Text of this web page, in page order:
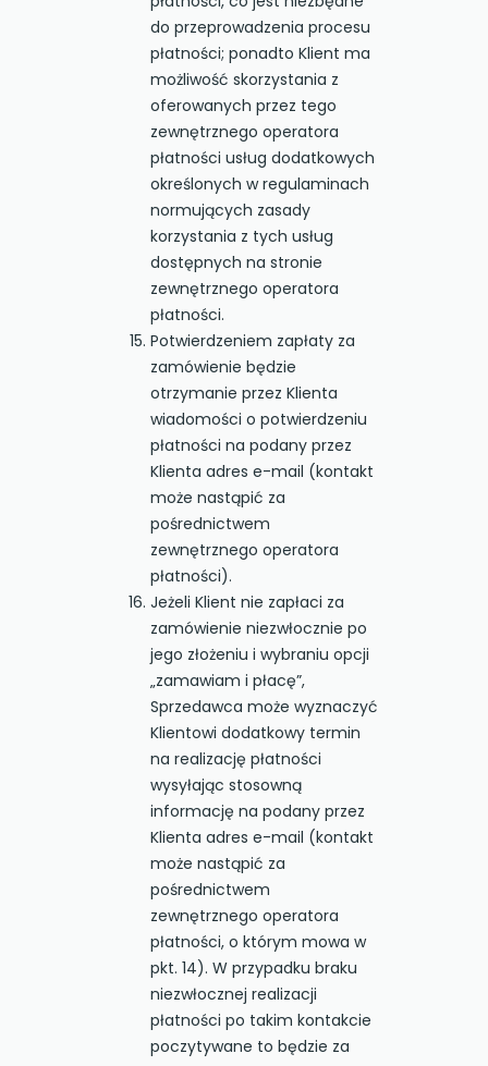
do przeprowadzenia procesu
płatności; ponadto Klient ma
możliwość skorzystania z
oferowanych przez tego
zewnętrznego operatora
płatności usług dodatkowych
określonych w regulaminach
normujących zasady
korzystania z tych usług
dostępnych na stronie
zewnętrznego operatora
płatności.
Potwierdzeniem zapłaty za
zamówienie będzie
otrzymanie przez Klienta
wiadomości o potwierdzeniu
płatności na podany przez
Klienta adres e-mail (kontakt
może nastąpić za
pośrednictwem
zewnętrznego operatora
płatności).
Jeżeli Klient nie zapłaci za
zamówienie niezwłocznie po
jego złożeniu i wybraniu opcji
„zamawiam i płacę”,
Sprzedawca może wyznaczyć
Klientowi dodatkowy termin
na realizację płatności
wysyłając stosowną
informację na podany przez
Klienta adres e-mail (kontakt
może nastąpić za
pośrednictwem
zewnętrznego operatora
płatności, o którym mowa w
pkt. 14). W przypadku braku
niezwłocznej realizacji
płatności po takim kontakcie
poczytywane to będzie za